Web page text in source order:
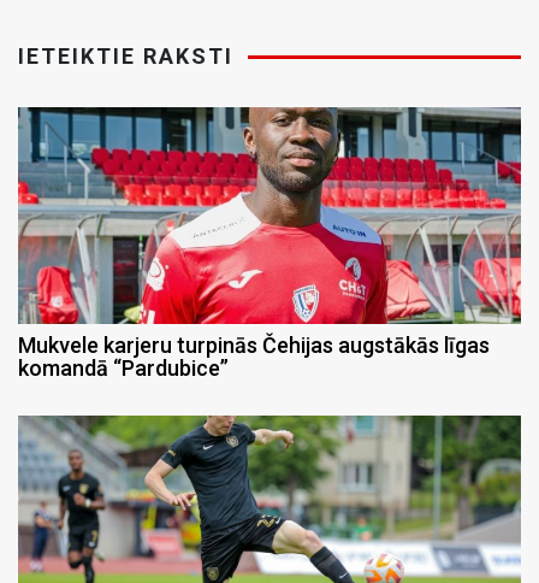
IETEIKTIE RAKSTI
Mukvele karjeru turpinās Čehijas augstākās līgas
komandā “Pardubice”